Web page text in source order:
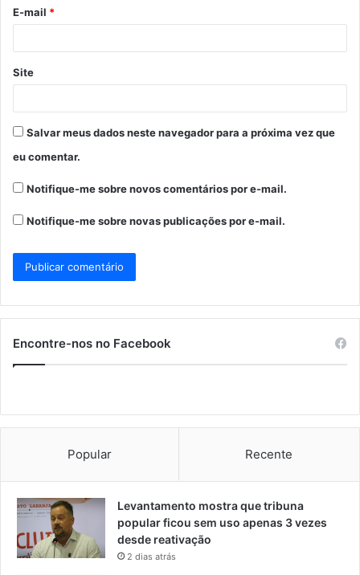
*
E-mail *
Site
Salvar meus dados neste navegador para a próxima vez que
eu comentar.
Notifique-me sobre novos comentários por e-mail.
Notifique-me sobre novas publicações por e-mail.
Encontre-nos no Facebook
Popular Recente
Levantamento mostra que tribuna
popular ficou sem uso apenas 3 vezes
desde reativação
2 dias atrás